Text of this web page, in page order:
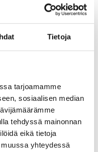
Tietoja
tarjoamamme
sosiaalisen median
tehdyssä mainonnan
eikä tietoja
yhteydessä